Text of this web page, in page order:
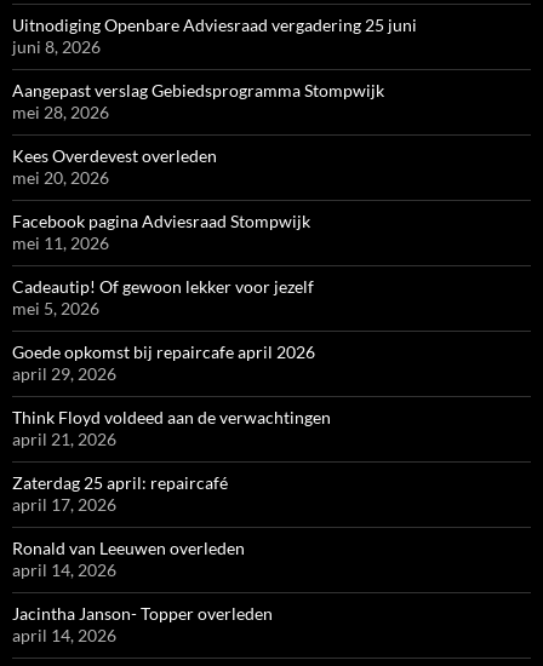
Uitnodiging Openbare Adviesraad vergadering 25 juni
juni 8, 2026
Aangepast verslag Gebiedsprogramma Stompwijk
mei 28, 2026
Kees Overdevest overleden
mei 20, 2026
Facebook pagina Adviesraad Stompwijk
mei 11, 2026
Cadeautip! Of gewoon lekker voor jezelf
mei 5, 2026
Goede opkomst bij repaircafe april 2026
april 29, 2026
Think Floyd voldeed aan de verwachtingen
april 21, 2026
Zaterdag 25 april: repaircafé
april 17, 2026
Ronald van Leeuwen overleden
april 14, 2026
Jacintha Janson- Topper overleden
april 14, 2026